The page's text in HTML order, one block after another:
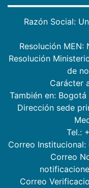
Razón Social:
Resolución MEN:
Resolución
de
Carácter
También en: Bogotá
Dirección sede
Tel.:
Correo Institucional:
Correo
Correo